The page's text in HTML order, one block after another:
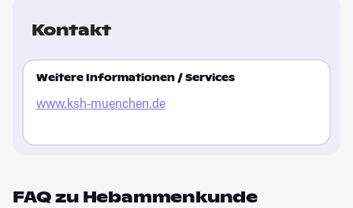
Kontakt
Weitere Informationen / Services
www.ksh-muenchen.de
FAQ zu Hebammenkunde